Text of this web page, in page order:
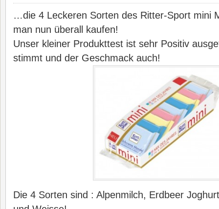
…die 4 Leckeren Sorten des Ritter-Sport mini
man nun überall kaufen!
Unser kleiner Produkttest ist sehr Positiv
stimmt und der Geschmack auch!
Die 4 Sorten sind : Alpenmilch, Erdbeer